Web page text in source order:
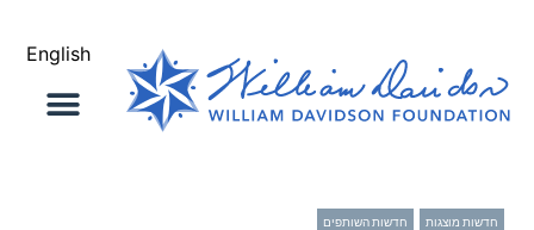
English
חדשות מוצגות חדשות השותפים